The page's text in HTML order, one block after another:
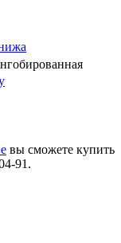
вы сможете купить
91.